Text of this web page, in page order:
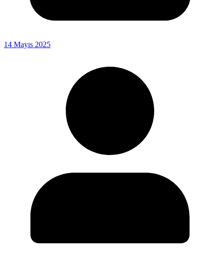
14 Mayıs 2025